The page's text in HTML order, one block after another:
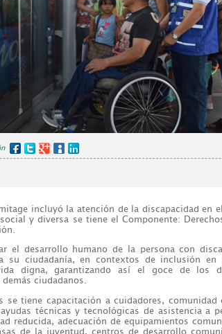
incluyó la atención de la discapacidad en
y diversa se tiene el Componente:
el desarrollo humano de la persona con
su ciudadanía, en contextos de inclusión
digna, garantizando así el goce de los
ciudadanos.
se tiene capacitación a cuidadores, comunidad
técnicas y tecnológicas de asistencia a
reducida, adecuación de equipamientos
de la juventud, centros de desarrollo